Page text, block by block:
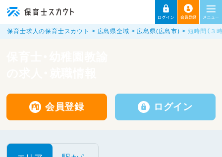
保育士求人の保育士スカウト 広島県全域 広島県(広島市) 短時間（３
会員登録 ログイン